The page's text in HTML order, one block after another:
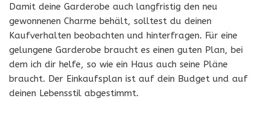
Damit deine Garderobe auch langfristig den neu
gewonnenen Charme behält, solltest du deinen
Kaufverhalten beobachten und hinterfragen. Für eine
gelungene Garderobe braucht es einen guten Plan, bei
dem ich dir helfe, so wie ein Haus auch seine Pläne
braucht. Der Einkaufsplan ist auf dein Budget und auf
deinen Lebensstil abgestimmt.